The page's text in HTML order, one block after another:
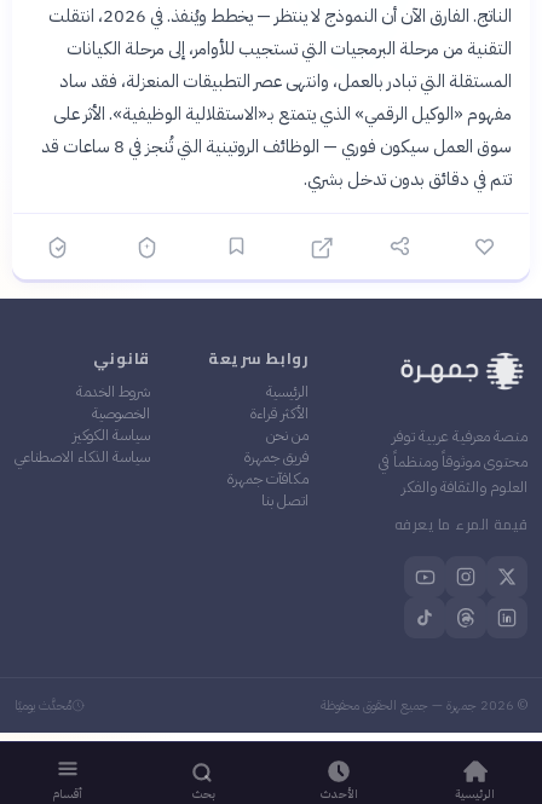
الناتج. الفارق الآن أن النموذج لا ينتظر — يخطط ويُنفذ. في 2026، انتقلت
التقنية من مرحلة البرمجيات التي تستجيب للأوامر، إلى مرحلة الكيانات
المستقلة التي تبادر بالعمل، وانتهى عصر التطبيقات المنعزلة، فقد ساد
مفهوم «الوكيل الرقمي» الذي يتمتع بـ«الاستقلالية الوظيفية». الأثر على
سوق العمل سيكون فوري — الوظائف الروتينية التي تُنجز في 8 ساعات قد
تتم في دقائق بدون تدخل بشري.
منصة معرفية عربية توفر
محتوى موثوقاً ومنظماً في
العلوم والثقافة والفكر
قيمة المرء ما يعرفه
روابط سريعة
الرئيسية
الأكثر قراءة
من نحن
فريق جمهرة
مكافآت جمهرة
اتصل بنا
قانوني
شروط الخدمة
الخصوصية
سياسة الكوكيز
سياسة الذكاء الاصطناعي
©
2026 جمهرة — جميع الحقوق محفوظة مُحدَّث يوميًا
الرئيسية الأحدث بحث أقسام